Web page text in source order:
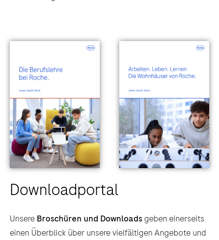
Downloadportal
Unsere Broschüren und Downloadsgeben einerseits
einen Überblick über unsere vielfältigen Angebote und